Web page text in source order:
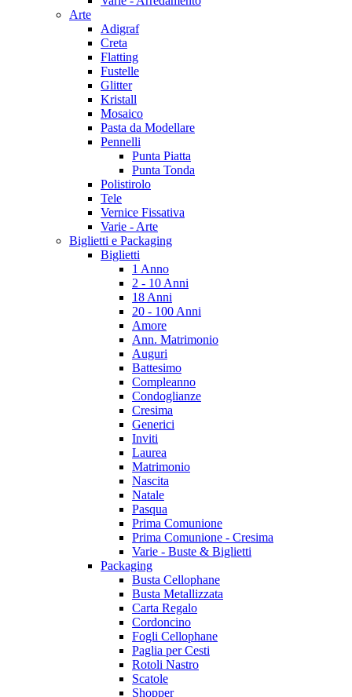
Arte
Adigraf
Creta
Flatting
Fustelle
Glitter
Kristall
Mosaico
Pasta da Modellare
Pennelli
Punta Piatta
Punta Tonda
Polistirolo
Tele
Vernice Fissativa
Varie - Arte
Biglietti e Packaging
Biglietti
1 Anno
2 - 10 Anni
18 Anni
20 - 100 Anni
Amore
Ann. Matrimonio
Auguri
Battesimo
Compleanno
Condoglianze
Cresima
Generici
Inviti
Laurea
Matrimonio
Nascita
Natale
Pasqua
Prima Comunione
Prima Comunione - Cresima
Varie - Buste & Biglietti
Packaging
Busta Cellophane
Busta Metallizzata
Carta Regalo
Cordoncino
Fogli Cellophane
Paglia per Cesti
Rotoli Nastro
Scatole
Shopper